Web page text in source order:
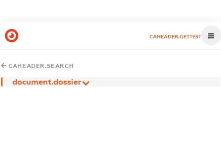
CAHEADER.GETTEST
CAHEADER.SEARCH
document.dossier